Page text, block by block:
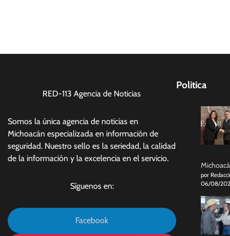
RED-113 Agencia de Noticias
Somos la única agencia de noticias en
Michoacán especializada en información de
seguridad. Nuestro sello es la seriedad, la calidad
de la información y la excelencia en el servicio.
Síguenos en:
Facebook
Politica
por
06/08/